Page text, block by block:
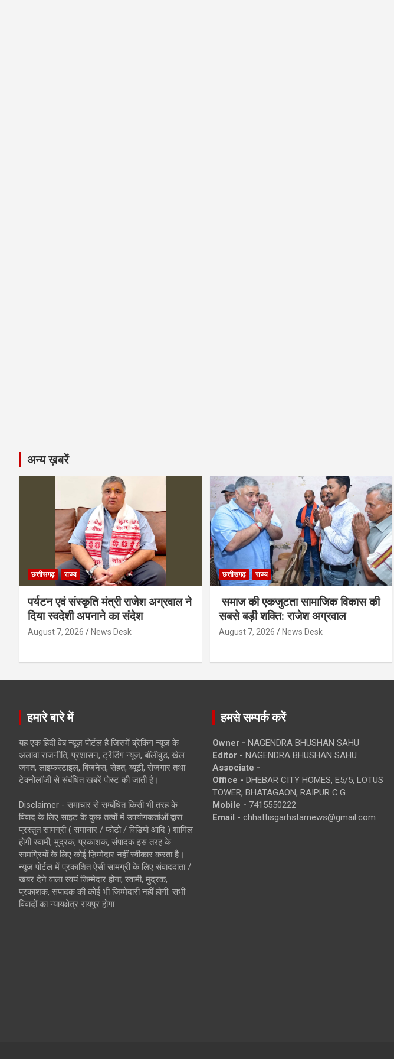
अन्य ख़बरें
छत्तीसगढ़ राज्य
पर्यटन एवं संस्कृति मंत्री राजेश अग्रवाल ने
दिया स्वदेशी अपनाने का संदेश
August 7, 2026 News Desk
छत्तीसगढ़ राज्य
समाज की एकजुटता सामाजिक विकास की
सबसे बड़ी शक्ति: राजेश अग्रवाल
August 7, 2026 News Desk
हमारे बारे में
यह एक हिंदी वेब न्यूज़ पोर्टल है जिसमें ब्रेकिंग न्यूज़ के
अलावा राजनीति, प्रशासन, ट्रेंडिंग न्यूज, बॉलीवुड, खेल
जगत, लाइफस्टाइल, बिजनेस, सेहत, ब्यूटी, रोजगार तथा
टेक्नोलॉजी से संबंधित खबरें पोस्ट की जाती है।
Disclaimer - समाचार से सम्बंधित किसी भी तरह के
विवाद के लिए साइट के कुछ तत्वों में उपयोगकर्ताओं द्वारा
प्रस्तुत सामग्री ( समाचार / फोटो / विडियो आदि ) शामिल
होगी स्वामी, मुद्रक, प्रकाशक, संपादक इस तरह के
सामग्रियों के लिए कोई ज़िम्मेदार नहीं स्वीकार करता है।
न्यूज़ पोर्टल में प्रकाशित ऐसी सामग्री के लिए संवाददाता /
खबर देने वाला स्वयं जिम्मेदार होगा, स्वामी, मुद्रक,
प्रकाशक, संपादक की कोई भी जिम्मेदारी नहीं होगी. सभी
विवादों का न्यायक्षेत्र रायपुर होगा
हमसे सम्पर्क करें
Owner - NAGENDRA BHUSHAN SAHU
Editor - NAGENDRA BHUSHAN SAHU
Associate -
Office - DHEBAR CITY HOMES, E5/5, LOTUS
TOWER, BHATAGAON, RAIPUR C.G.
Mobile - 7415550222
Email - chhattisgarhstarnews@gmail.com